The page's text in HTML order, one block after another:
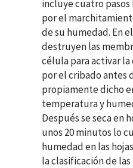
incluye cuatro pasos
por el
de su humedad. En
destruyen las
célula para activar la
por el cribado antes
propiamente dicho
temperatura y
Después se seca en
unos 20 minutos lo
humedad en las
la clasificación de las